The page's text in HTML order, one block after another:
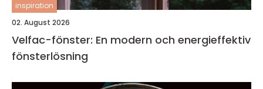
inspiration
02. August 2026
Velfac-fönster: En modern och energieffektiv
fönsterlösning